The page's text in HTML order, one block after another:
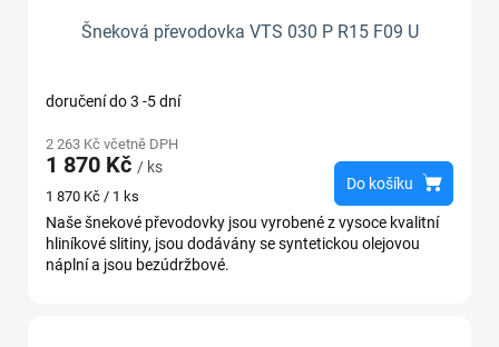
Šneková převodovka VTS 030 P R15 F09 U
doručení do 3 -5 dní
2 263 Kč včetně DPH
1 870 Kč / ks
Měrná
cena:
1 870 Kč / 1 ks
Do košíku
Naše šnekové převodovky jsou vyrobené z vysoce kvalitní
hliníkové slitiny, jsou dodávány se syntetickou olejovou
náplní a jsou bezúdržbové.